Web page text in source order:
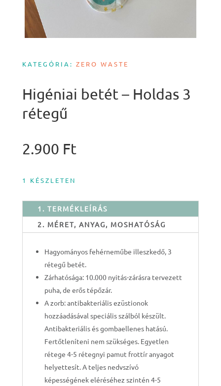
KATEGÓRIA: ZERO WASTE
Higéniai betét – Holdas 3
rétegű
2.900 Ft
1 KÉSZLETEN
1. TERMÉKLEÍRÁS
2. MÉRET, ANYAG, MOSHATÓSÁG
Hagyományos fehérneműbe illeszkedő, 3
rétegű betét.
Zárhatósága: 10.000 nyitás-zárásra tervezett
puha, de erős tépőzár.
A zorb: antibakteriális ezüstionok
hozzáadásával speciális szálból készült.
Antibakteriális és gombaellenes hatású.
Fertőtleníteni nem szükséges. Egyetlen
rétege 4-5 rétegnyi pamut frottír anyagot
helyettesít. A teljes nedvszívó
képességének eléréséhez szintén 4-5